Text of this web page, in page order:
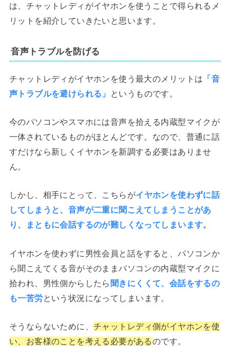
は、チャットレディがイヤホンを使うことで得られるメ
リットを紹介していきたいと思います。
音声トラブルを防げる
チャットレディがイヤホンを使う最大のメリットは 「音
声トラブルを避けられる」
というものです。
今のパソコンやスマホには音声を拾える内蔵型マイクが
一体されているものがほとんどです。なので、普通に話
すだけなら新しくイヤホンを新調する必要はありませ
ん。
しかし、相手にとって、こちらがイヤホンを使わずに話
してしまうと、音声が二重に聞こえてしまうことがあ
り、まともに会話するのが難しくなってしまいます。
イヤホンを使わずに男性会員と話をすると、パソコンか
ら聞こえてくる音がそのままパソコンの内蔵型マイクに
拾われ、男性側からしたら 聞きにくくて、会話をするの
も一苦労という状況になってしまいます。
そうならないために、チャットレディ側がイヤホンを使
い、お客様のことを考える必要があるのです。